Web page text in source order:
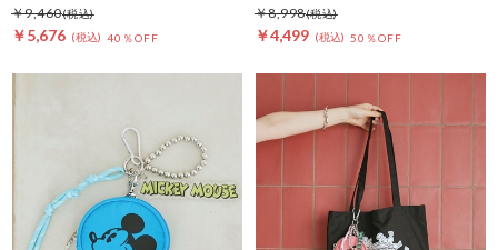
￥5,676 40％OFF
￥9,460
￥4,499 50％OFF
￥8,998